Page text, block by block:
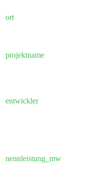
ort
projektname
entwickler
nennleistung_mw